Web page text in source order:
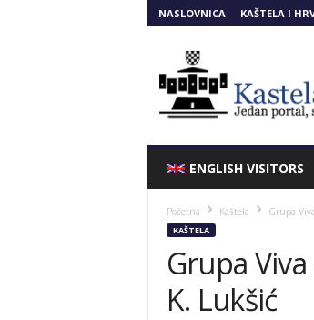
NASLOVNICA KAŠTELA I
ENGLISH VISITORS
Početna Kaštela Grupa
KAŠTELA
Grupa
K. Lukšić